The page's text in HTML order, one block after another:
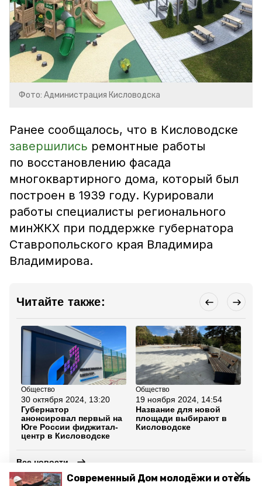
Современный Дом молодёжи и отель
Фото: Администрация Кисловодска
Ранее сообщалось, что в Кисловодске
завершились ремонтные работы
по восстановлению фасада
многоквартирного дома, который был
построен в 1939 году. Курировали
работы специалисты регионального
минЖКХ при поддержке губернатора
Ставропольского края Владимира
Владимирова.
Читайте также:
Общество
30 октября 2024, 13:20
Губернатор
анонсировал первый на
Юге России фиджитал-
центр в Кисловодске
Общество
19 ноября 2024, 14:54
Название для новой
площади выбирают в
Кисловодске
Все новости